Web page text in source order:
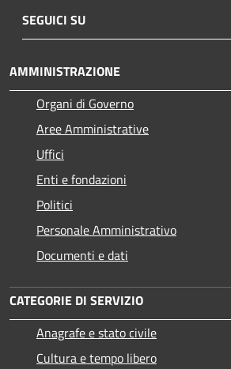
SEGUICI SU
AMMINISTRAZIONE
Organi di Governo
Aree Amministrative
Uffici
Enti e fondazioni
Politici
Personale Amministrativo
Documenti e dati
CATEGORIE DI SERVIZIO
Anagrafe e stato civile
Cultura e tempo libero